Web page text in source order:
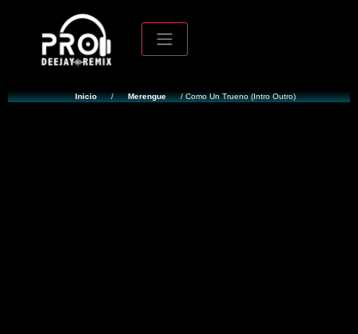
Inicio / Merengue / Como Un Trueno (Intro Outro)